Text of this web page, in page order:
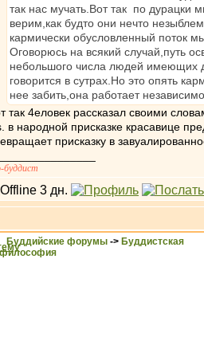
так нас мучать.Вот так по дурацки
верим,как будто они нечто
кармически обусловленный поток
Оговорюсь на всякий случай,путь
небольшого числа людей имеющих
говорится в сутрах.Но это опять
нее забить,она работает
так 4еловек рассказал своими
в народной присказке красавице
присказку в
буддист
Буддийские форумы -> Буддистская
философия